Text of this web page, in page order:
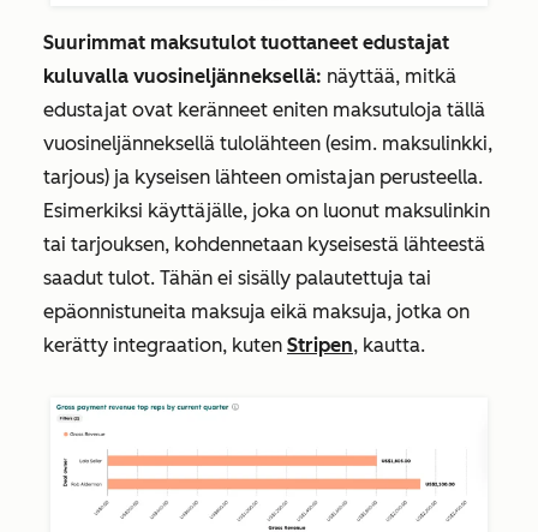
Suurimmat maksutulot tuottaneet edustajat
kuluvalla vuosineljänneksellä: näyttää, mitkä
edustajat ovat keränneet eniten maksutuloja tällä
vuosineljänneksellä tulolähteen (esim. maksulinkki,
tarjous) ja kyseisen lähteen omistajan perusteella.
Esimerkiksi käyttäjälle, joka on luonut maksulinkin
tai tarjouksen, kohdennetaan kyseisestä lähteestä
saadut tulot. Tähän ei sisälly palautettuja tai
epäonnistuneita maksuja eikä maksuja, jotka on
kerätty integraation, kuten Stripen, kautta.